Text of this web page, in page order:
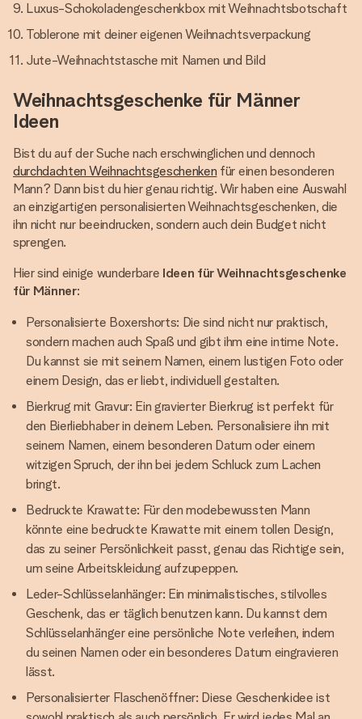
Luxus-Schokoladengeschenkbox mit Weihnachtsbotschaft
Toblerone mit deiner eigenen Weihnachtsverpackung
Jute-Weihnachtstasche mit Namen und Bild
Weihnachtsgeschenke für Männer
Ideen
Bist du auf der Suche nach erschwinglichen und dennoch
durchdachten Weihnachtsgeschenken für einen besonderen
Mann? Dann bist du hier genau richtig. Wir haben eine Auswahl
an einzigartigen personalisierten Weihnachtsgeschenken, die
ihn nicht nur beeindrucken, sondern auch dein Budget nicht
sprengen.
Hier sind einige wunderbare Ideen für Weihnachtsgeschenke
für Männer:
Personalisierte Boxershorts: Die sind nicht nur praktisch,
sondern machen auch Spaß und gibt ihm eine intime Note.
Du kannst sie mit seinem Namen, einem lustigen Foto oder
einem Design, das er liebt, individuell gestalten.
Bierkrug mit Gravur: Ein gravierter Bierkrug ist perfekt für
den Bierliebhaber in deinem Leben. Personalisiere ihn mit
seinem Namen, einem besonderen Datum oder einem
witzigen Spruch, der ihn bei jedem Schluck zum Lachen
bringt.
Bedruckte Krawatte: Für den modebewussten Mann
könnte eine bedruckte Krawatte mit einem tollen Design,
das zu seiner Persönlichkeit passt, genau das Richtige sein,
um seine Arbeitskleidung aufzupeppen.
Leder-Schlüsselanhänger: Ein minimalistisches, stilvolles
Geschenk, das er täglich benutzen kann. Du kannst dem
Schlüsselanhänger eine persönliche Note verleihen, indem
du seinen Namen oder ein besonderes Datum eingravieren
lässt.
Personalisierter Flaschenöffner: Diese Geschenkidee ist